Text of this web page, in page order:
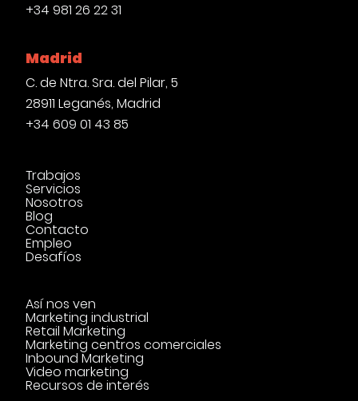
+34 981 26 22 31
Madrid
C. de Ntra. Sra. del Pilar, 5
28911 Leganés, Madrid
+34 609 01 43 85
Trabajos
Servicios
Nosotros
Blog
Contacto
Empleo
Desafíos
Así nos ven
Marketing industrial
Retail Marketing
Marketing centros comerciales
Inbound Marketing
Video marketing
Recursos de interés